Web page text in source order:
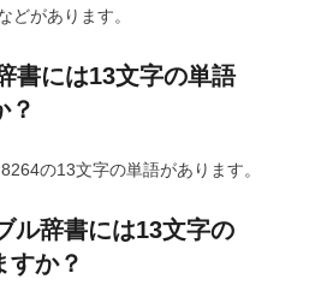
どがあります。
書には13文字の単語
？
の13文字の単語があります。
ル辞書には13文字の
すか？